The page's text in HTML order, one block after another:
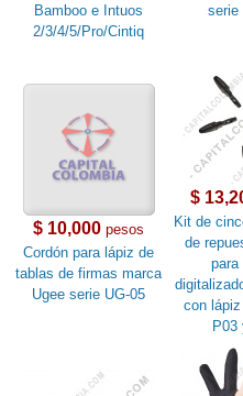
Bamboo e Intuos
2/3/4/5/Pro/Cintiq
serie
$ 10,000 pesos
Cordón para lápiz de
tablas de firmas marca
Ugee serie UG-05
$
Kit de
de
para
con
P03